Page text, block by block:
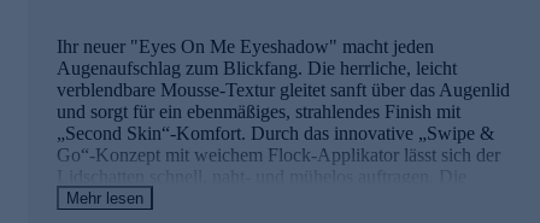
Ihr neuer "Eyes On Me Eyeshadow" macht jeden
Augenaufschlag zum Blickfang. Die herrliche, leicht
verblendbare Mousse-Textur gleitet sanft über das Augenlid
und sorgt für ein ebenmäßiges, strahlendes Finish mit
„Second Skin“-Komfort. Durch das innovative „Swipe &
Go“-Konzept mit weichem Flock-Applikator lässt sich der
Lidschatten schnell, naht- und mühelos auftragen. Die
vielseitige Farbauswahl, abgestimmt auf alle Augenfarben
Mehr lesen